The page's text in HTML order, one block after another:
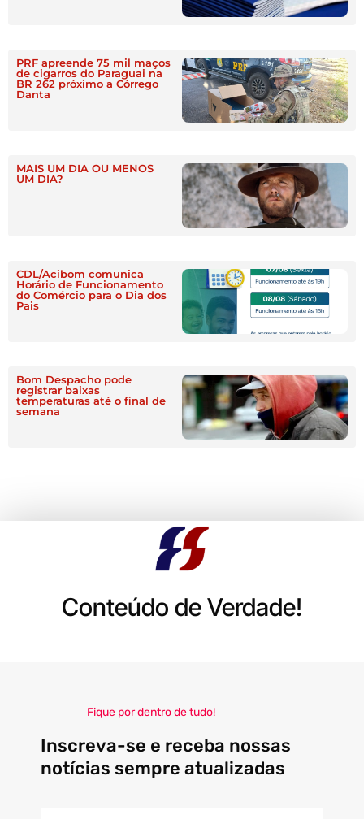
PRF apreende 75 mil maços
de cigarros do Paraguai na
BR 262 próximo a Córrego
Danta
MAIS UM DIA OU MENOS
UM DIA?
CDL/Acibom comunica
Horário de Funcionamento
do Comércio para o Dia dos
Pais
Bom Despacho pode
registrar baixas
temperaturas até o final de
semana
Conteúdo de Verdade!
Fique por dentro de tudo!
Inscreva-se e receba nossas
notícias sempre atualizadas